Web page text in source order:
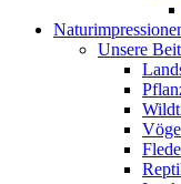
Unsere